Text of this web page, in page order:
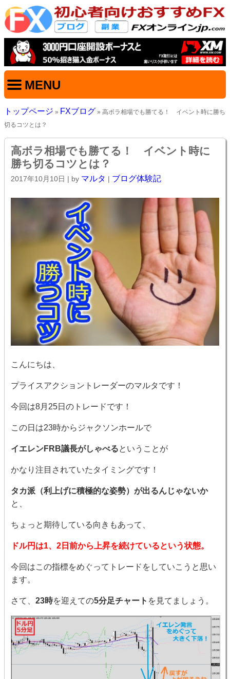
MENU
トップページ » FXブログ » 高ボラ相場でも勝てる！ イベント時に勝ち
切るコツとは？
高ボラ相場でも勝てる！ イベント時に
勝ち切るコツとは？
2017年10月10日 | by マルタ | ブログ体験記
こんにちは、
プライスアクショントレーダーのマルタです！
今回は8月25日のトレードです！
この日は23時からジャクソンホールで
イエレンFRB議長がしゃべるということが
かなり注目されていたタイミングです！
タカ派（利上げに積極的な姿勢）が出るんじゃないか
と、
ちょっと期待している向きもあって、
ドル円は1、2日前から上昇を続けているという状態。
今回はこの指標をめぐってトレードをしていこうと思い
ます。
さて、 23時を迎えての5分足チャート を見てましょう。